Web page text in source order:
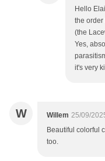
Hello
the order
(the
Yes,
it's very
W Willem 25/09/
Beautiful colorful
too.